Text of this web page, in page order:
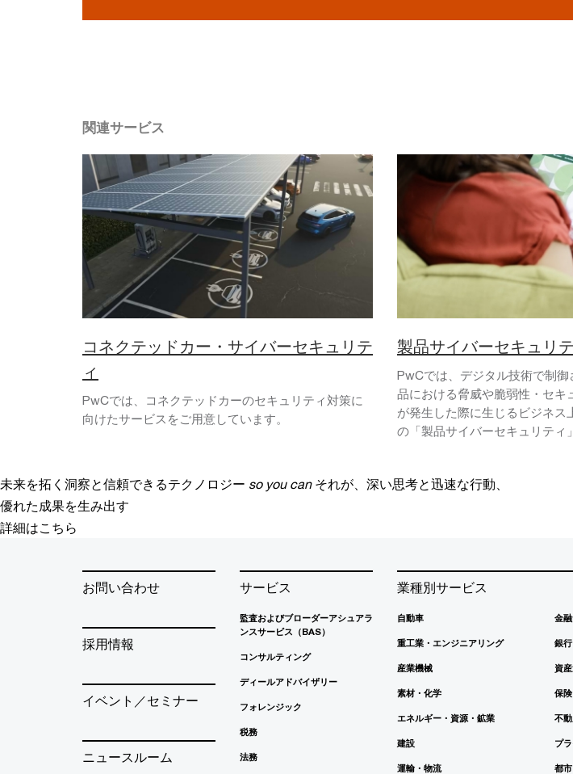
関連サービス
コネクテッドカー・サイバーセキュリテ
ィ
PwCでは、コネクテッドカーのセキュリティ対策に
向けたサービスをご用意しています。
製品サイバーセキュリ
PwCでは、デジタル技術で制御
品における脅威や脆弱性・セキ
が発生した際に生じるビジネス
の「製品サイバーセキュリティ
未来を拓く洞察と信頼できるテクノロジー so you can それが、深い思考と迅速な行動、
優れた成果を生み出す
詳細はこちら
お問い合わせ
採用情報
イベント／セミナー
ニュースルーム
サービス
監査およびブローダーアシュアラ
ンスサービス（BAS）
コンサルティング
ディールアドバイザリー
フォレンジック
税務
法務
業種別サービス
自動車
重工業・エンジニアリング
産業機械
素材・化学
エネルギー・資源・鉱業
建設
運輸・物流
金
銀
資
保険
不
プ
都